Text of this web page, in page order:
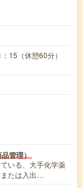
15（休憩60分）
管理）
いる、大手化学薬
または入出…